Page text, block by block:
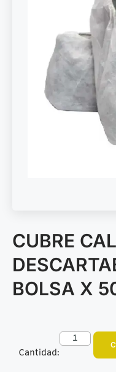
CUBRE
BOLSA X
Cantidad: